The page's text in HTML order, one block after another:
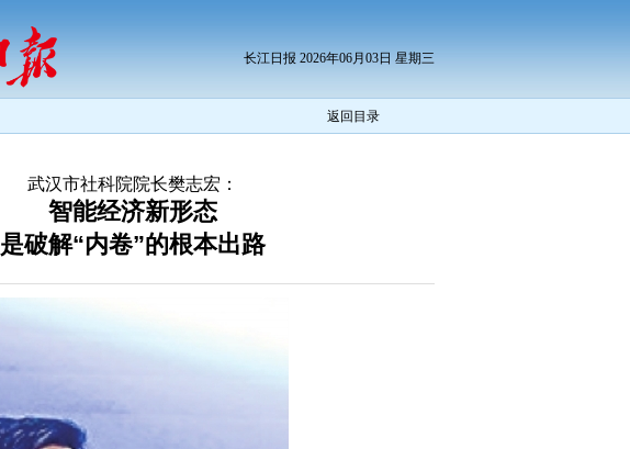
长江日报 2026年06月03日 星期三
返回目录
武汉市社科院院长樊志宏：
智能经济新形态
是破解“内卷”的根本出路